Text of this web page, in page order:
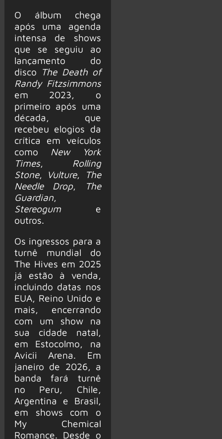
O álbum chega
após uma agenda
intensa de shows
que se seguiu ao
lançamento do
disco The Death of
Randy Fitzsimmons
em 2023, o
primeiro após uma
década, que
recebeu elogios da
crítica em veículos
como New York
Times, Rolling
Stone, Vulture,
The
Needle Drop,
The
Guardian,
Stereogume
outros.
Os ingressos para a
turnê mundial do
The Hives em 2025
já estão à venda,
incluindo datas nos
EUA, Reino Unido e
mais, encerrando
com um show na
sua cidade natal,
em Estocolmo, na
Avicii Arena. Em
janeiro de 2026, a
banda fará turnê
no Peru, Chile,
Argentina e Brasil,
em shows com o
My Chemical
Romance. Desde o